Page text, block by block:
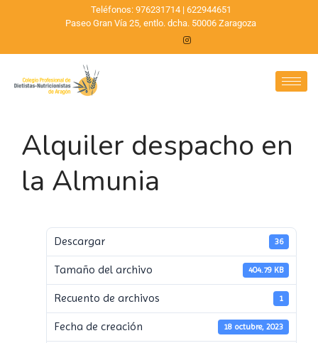
Teléfonos: 976231714 | 622944651
Paseo Gran Vía 25, entlo. dcha. 50006 Zaragoza
Alquiler despacho en
la Almunia
Descargar 36
Tamaño del archivo 404.79 KB
Recuento de archivos 1
Fecha de creación 18 octubre, 2023